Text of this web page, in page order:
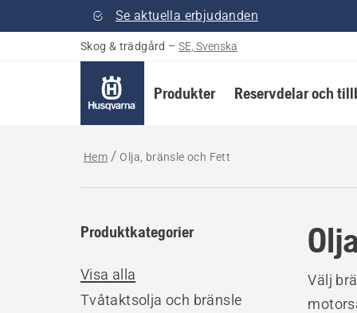
Se aktuella erbjudanden
Skog & trädgård – SE, Svenska
Produkter Reservdelar och
Hem Olja, bränsle och Fett
Produktkategorier
Visa alla
Tvåtaktsolja och bränsle
Välj